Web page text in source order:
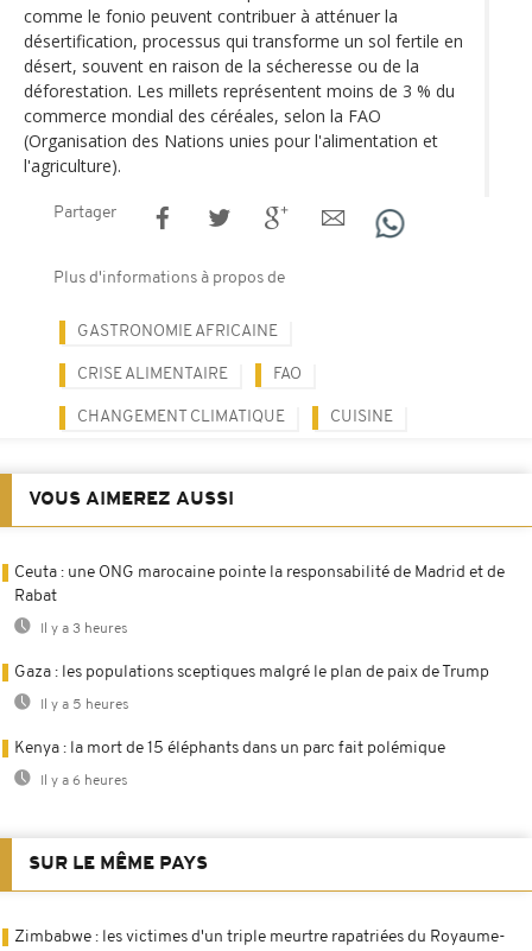
comme le fonio peuvent contribuer à atténuer la
désertification, processus qui transforme un sol fertile en
désert, souvent en raison de la sécheresse ou de la
déforestation. Les millets représentent moins de 3 % du
commerce mondial des céréales, selon la FAO
(Organisation des Nations unies pour l'alimentation et
l'agriculture).
Partager
Plus d'informations à propos de
GASTRONOMIE AFRICAINE
CRISE ALIMENTAIRE FAO
CHANGEMENT CLIMATIQUE CUISINE
VOUS AIMEREZ AUSSI
Ceuta : une ONG marocaine pointe la responsabilité de Madrid et de
Rabat
Il y a 3 heures
Gaza : les populations sceptiques malgré le plan de paix de Trump
Il y a 5 heures
Kenya : la mort de 15 éléphants dans un parc fait polémique
Il y a 6 heures
SUR LE MÊME PAYS
Zimbabwe : les victimes d'un triple meurtre rapatriées du Royaume-